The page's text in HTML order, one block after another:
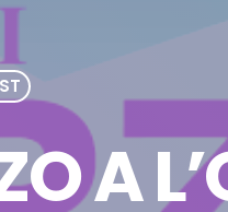
A